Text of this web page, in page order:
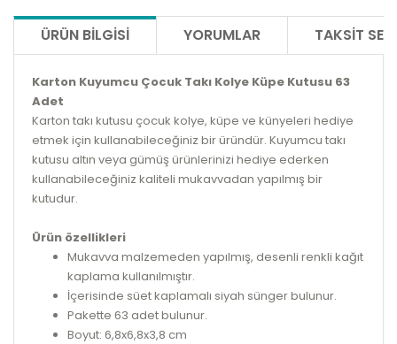
ÜRÜN BILGISI YORUMLAR TAKSIT
Karton Kuyumcu Çocuk Takı Kolye Küpe Kutusu 63
Adet
Karton takı kutusu çocuk kolye, küpe ve künyeleri hediye
etmek için kullanabileceğiniz bir üründür. Kuyumcu takı
kutusu altın veya gümüş ürünlerinizi hediye ederken
kullanabileceğiniz kaliteli mukavvadan yapılmış bir
kutudur.
Ürün özellikleri
Mukavva malzemeden yapılmış, desenli renkli kağıt
kaplama kullanılmıştır.
İçerisinde süet kaplamalı siyah sünger bulunur.
Pakette 63 adet bulunur.
Boyut: 6,8x6,8x3,8 cm